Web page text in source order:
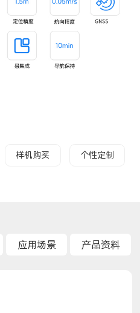
样机购买 个性定制
应用场景 产品资料